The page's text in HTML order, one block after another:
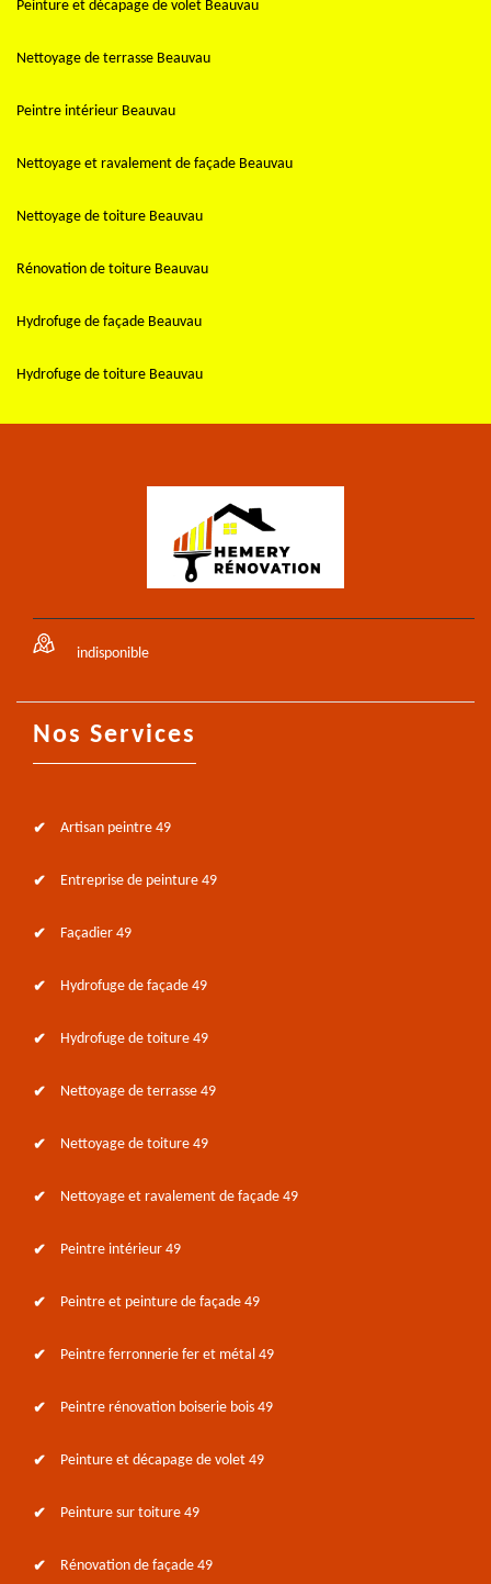
Peinture et décapage de volet Beauvau
Nettoyage de terrasse Beauvau
Peintre intérieur Beauvau
Nettoyage et ravalement de façade Beauvau
Nettoyage de toiture Beauvau
Rénovation de toiture Beauvau
Hydrofuge de façade Beauvau
Hydrofuge de toiture Beauvau
indisponible
Nos Services
Artisan peintre 49
Entreprise de peinture 49
Façadier 49
Hydrofuge de façade 49
Hydrofuge de toiture 49
Nettoyage de terrasse 49
Nettoyage de toiture 49
Nettoyage et ravalement de façade 49
Peintre intérieur 49
Peintre et peinture de façade 49
Peintre ferronnerie fer et métal 49
Peintre rénovation boiserie bois 49
Peinture et décapage de volet 49
Peinture sur toiture 49
Rénovation de façade 49